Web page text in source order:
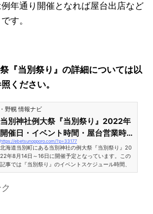
年通り開催となれば屋台出店など
す。
『当別祭り』の詳細については以
ください。
野幌 情報ナビ
当別神社例大祭『当別祭り』2022年
開催日・イベント時間・屋台営業時
間［北海道当別町］
https://ebetsunopporo.com/?p=33177
北海道当別町にある当別神社の例大祭『当別祭り』20
22年8月14日～16日に開催予定となっています。この
記事では『当別祭り』のイベントスケジュール時間、
神輿渡御、露天・屋台出店の営業時間等についてご紹
ます。最新情報については公式サイトをご確認くださ